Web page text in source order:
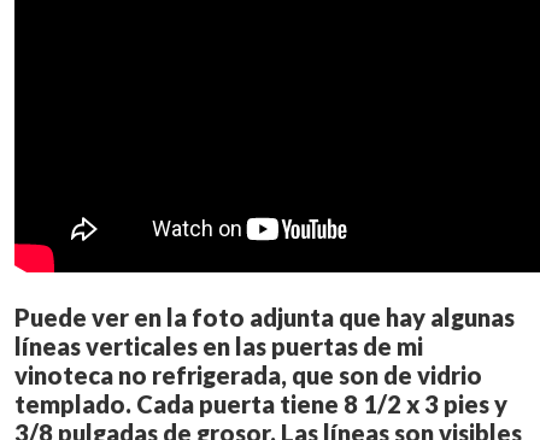
Puede ver en la foto adjunta que hay algunas
líneas verticales en las puertas de mi
vinoteca no refrigerada, que son de vidrio
templado. Cada puerta tiene 8 1/2 x 3 pies y
3/8 pulgadas de grosor. Las líneas son visibles